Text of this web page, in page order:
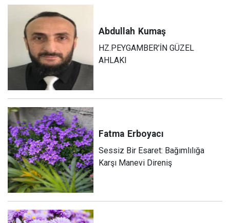
Abdullah Kumaş
HZ.PEYGAMBER’İN GÜZEL
AHLAKI
Fatma Erboyacı
Sessiz Bir Esaret: Bağımlılığa
Karşı Manevi Direniş